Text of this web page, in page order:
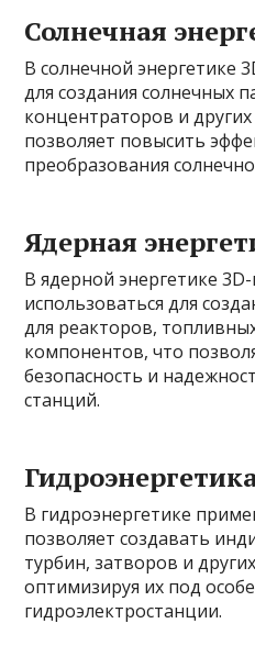
Солнечная
В солнечной энергетике
для создания солнечных
концентраторов и
позволяет повысить
преобразования
Ядерная
В ядерной энергетике
использоваться для
для реакторов,
компонентов, что
безопасность и
станций.
В гидроэнергетике
позволяет создавать
турбин, затворов и
оптимизируя их под
гидроэлектростанции.